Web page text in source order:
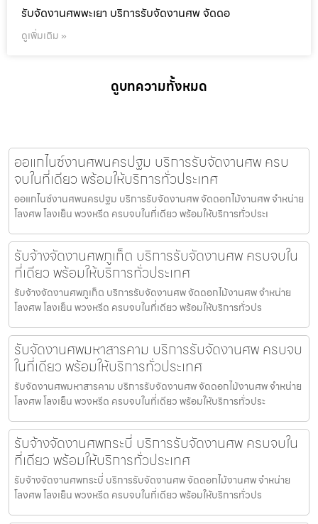
รับจัดงานศพพะเยา บริการรับจัดงานศพ จัดดอ
ดูเพิ่มเติม »
ดูบทความทั้งหมด
ออแกไนซ์งานศพนครปฐม บริการรับจัดงานศพ ครบ
จบในที่เดียว พร้อมให้บริการทั่วประเทศ
ออแกไนซ์งานศพนครปฐม บริการรับจัดงานศพ จัดดอกไม้งานศพ จำหน่าย
โลงศพ โลงเย็น พวงหรีด ครบจบในที่เดียว พร้อมให้บริการทั่วประเ
รับจ้างจัดงานศพภูเก็ต บริการรับจัดงานศพ ครบจบใน
ที่เดียว พร้อมให้บริการทั่วประเทศ
รับจ้างจัดงานศพภูเก็ต บริการรับจัดงานศพ จัดดอกไม้งานศพ จำหน่าย
โลงศพ โลงเย็น พวงหรีด ครบจบในที่เดียว พร้อมให้บริการทั่วปร
รับจัดงานศพมหาสารคาม บริการรับจัดงานศพ ครบจบ
ในที่เดียว พร้อมให้บริการทั่วประเทศ
รับจัดงานศพมหาสารคาม บริการรับจัดงานศพ จัดดอกไม้งานศพ จำหน่าย
โลงศพ โลงเย็น พวงหรีด ครบจบในที่เดียว พร้อมให้บริการทั่วประ
รับจ้างจัดงานศพกระบี่ บริการรับจัดงานศพ ครบจบใน
ที่เดียว พร้อมให้บริการทั่วประเทศ
รับจ้างจัดงานศพกระบี่ บริการรับจัดงานศพ จัดดอกไม้งานศพ จำหน่าย
โลงศพ โลงเย็น พวงหรีด ครบจบในที่เดียว พร้อมให้บริการทั่วปร